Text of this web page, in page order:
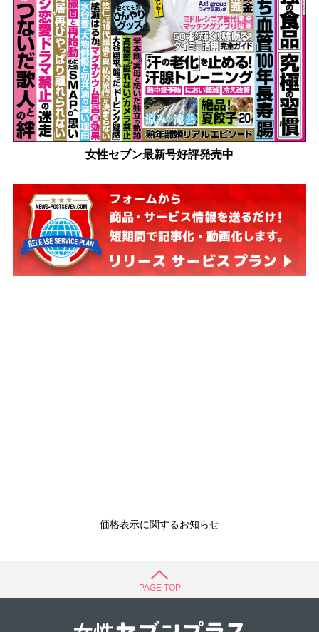
女性セブン最新号好評発売中
価格表示に関するお知らせ
PAGE TOP